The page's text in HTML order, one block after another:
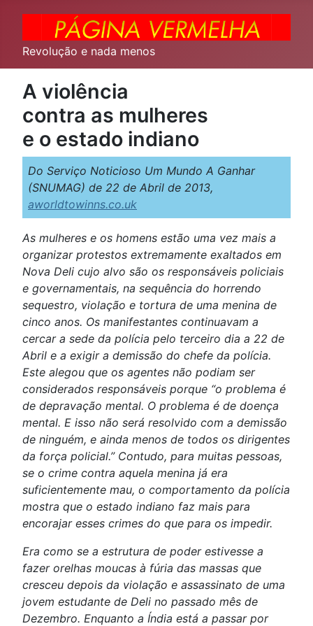
Revolução e nada menos
A violência
contra as mulheres
e o estado indiano
Do Serviço Noticioso Um Mundo A Ganhar
(SNUMAG) de 22 de Abril de 2013,
aworldtowinns.co.uk
As mulheres e os homens estão uma vez mais a
organizar protestos extremamente exaltados em
Nova Deli cujo alvo são os responsáveis policiais
e governamentais, na sequência do horrendo
sequestro, violação e tortura de uma menina de
cinco anos. Os manifestantes continuavam a
cercar a sede da polícia pelo terceiro dia a 22 de
Abril e a exigir a demissão do chefe da polícia.
Este alegou que os agentes não podiam ser
considerados responsáveis porque “o problema é
de depravação mental. O problema é de doença
mental. E isso não será resolvido com a demissão
de ninguém, e ainda menos de todos os dirigentes
da força policial.” Contudo, para muitas pessoas,
se o crime contra aquela menina já era
suficientemente mau, o comportamento da polícia
mostra que o estado indiano faz mais para
encorajar esses crimes do que para os impedir.
Era como se a estrutura de poder estivesse a
fazer orelhas moucas à fúria das massas que
cresceu depois da violação e assassinato de uma
jovem estudante de Deli no passado mês de
Dezembro. Enquanto a Índia está a passar por